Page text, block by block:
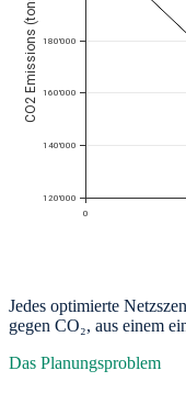
Jedes optimierte
gegen CO₂, aus einem
Das Planungsproblem